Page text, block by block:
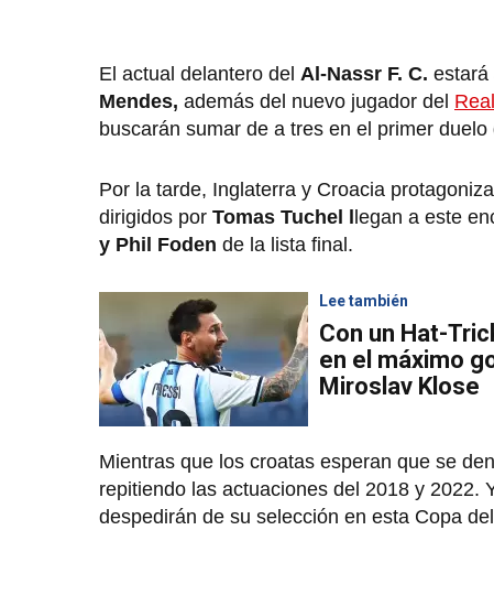
El actual delantero del Al-Nassr F. C. estará
Mendes, además del nuevo jugador del
buscarán sumar de a tres en el primer duelo
Por la tarde, Inglaterra y Croacia
dirigidos por Tomas Tuchel l legan a este
y Phil Foden de la lista final.
Lee también
Con un Hat-
en el máximo
Miroslav Klose
Mientras que los croatas esperan que se
repitiendo las actuaciones del 2018 y 2022.
despedirán de su selección en esta Copa